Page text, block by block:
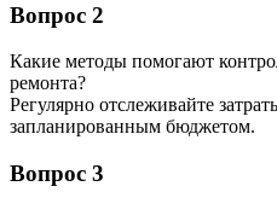
Вопрос 2
Какие методы помогают
ремонта?
Регулярно отслеживайте
запланированным бюджетом.
Вопрос 3